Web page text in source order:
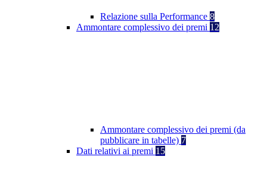
Relazione sulla Performance 8
Ammontare complessivo dei premi 12
Ammontare complessivo dei premi (da
pubblicare in tabelle) 7
Dati relativi ai premi 15